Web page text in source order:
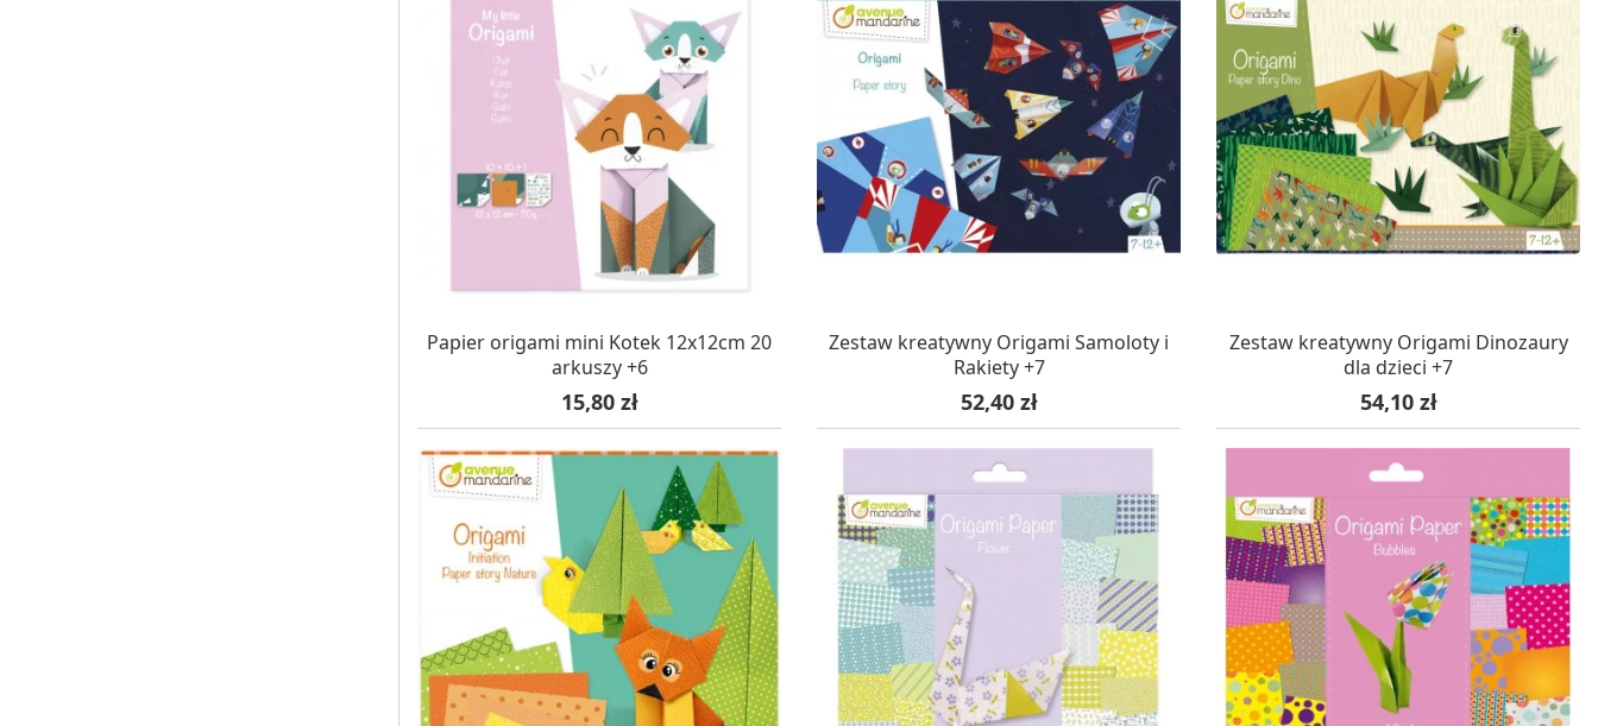
Papier origami mini Kotek 12x12cm 20
arkuszy +6
Cena
15,80 zł
Zestaw kreatywny Origami Samoloty i
Rakiety +7
Cena
52,40 zł
Zestaw kreatywny Origami Dinozaury
dla dzieci +7
Cena
54,10 zł